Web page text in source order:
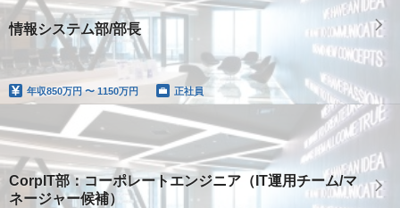
情報システム部/部長
年収850万円 〜 1150万円 正社員
CorpIT部：コーポレートエンジニア（IT運用チーム/マ
ネージャー候補）